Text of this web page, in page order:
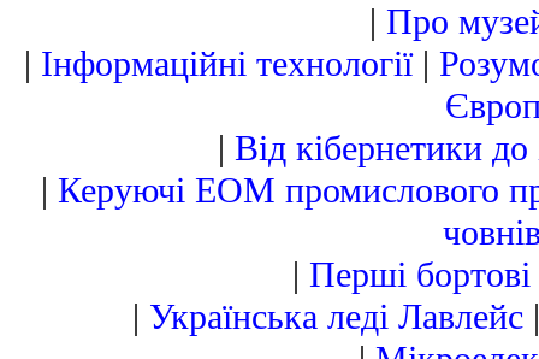
| Про
| Інформаційні технології|
| Від кібернетики
| Керуючі ЕОМ промислового
| Перші
| Українська леді Лавлейс